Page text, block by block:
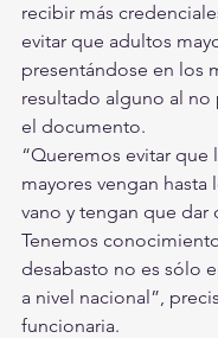
recibir más
evitar que adultos
presentándose en los
resultado alguno al
el documento.
“Queremos evitar que
mayores vengan
vano y tengan que dar
Tenemos
desabasto no es sólo
a nivel nacional”,
funcionaria.